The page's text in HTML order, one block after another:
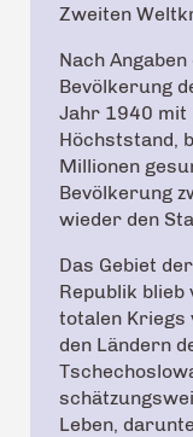
Zweiten
Nach
Bevölkerung
Jahr 1940 mit
Höchststand,
Millionen
Bevölkerung
wieder den
Das Gebiet
Republik blieb
totalen Kriegs
den Ländern
Leben,